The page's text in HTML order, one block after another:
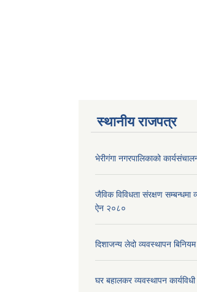
स्थानीय राजपत्र
भेरीगंगा नगरपालिकाको
जैविक विविधता संरक्षण सम्बन्धमा
ऐन २०८०
दिशाजन्य लेदो व्यवस्थापन
घर बहालकर व्यवस्थापन